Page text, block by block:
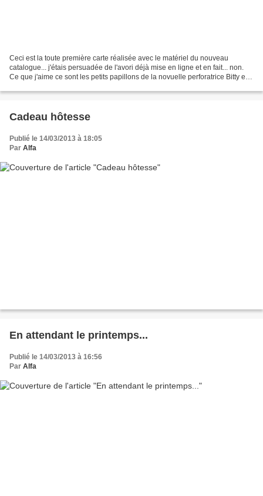
Ceci est la toute première carte réalisée avec le matériel du nouveau
catalogue... j'étais persuadée de l'avori déjà mise en ligne et en fait... non.
Ce que j'aime ce sont les petits papillons de la novuelle perforatrice Bitty et
Cadeau hôtesse
Publié le 14/03/2013 à 18:05
Par Alfa
En attendant le printemps...
Publié le 14/03/2013 à 16:56
Par Alfa